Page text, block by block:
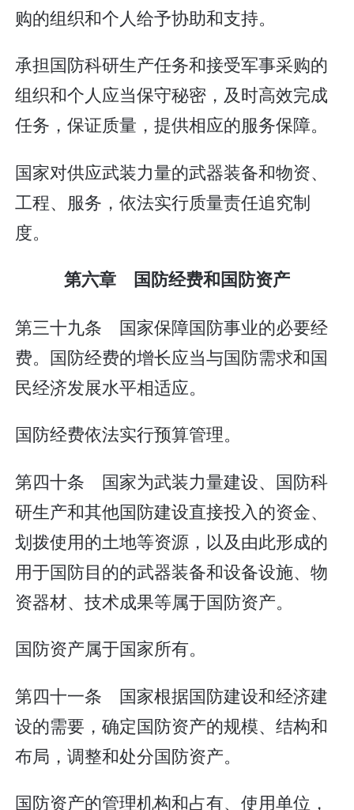
购的组织和个人给予协助和支持。
承担国防科研生产任务和接受军事采购的
组织和个人应当保守秘密，及时高效完成
任务，保证质量，提供相应的服务保障。
国家对供应武装力量的武器装备和物资、
工程、服务，依法实行质量责任追究制
度。
第六章 国防经费和国防资产
第三十九条 国家保障国防事业的必要经
费。国防经费的增长应当与国防需求和国
民经济发展水平相适应。
国防经费依法实行预算管理。
第四十条 国家为武装力量建设、国防科
研生产和其他国防建设直接投入的资金、
划拨使用的土地等资源，以及由此形成的
用于国防目的的武器装备和设备设施、物
资器材、技术成果等属于国防资产。
国防资产属于国家所有。
第四十一条 国家根据国防建设和经济建
设的需要，确定国防资产的规模、结构和
布局，调整和处分国防资产。
国防资产的管理机构和占有、使用单位，